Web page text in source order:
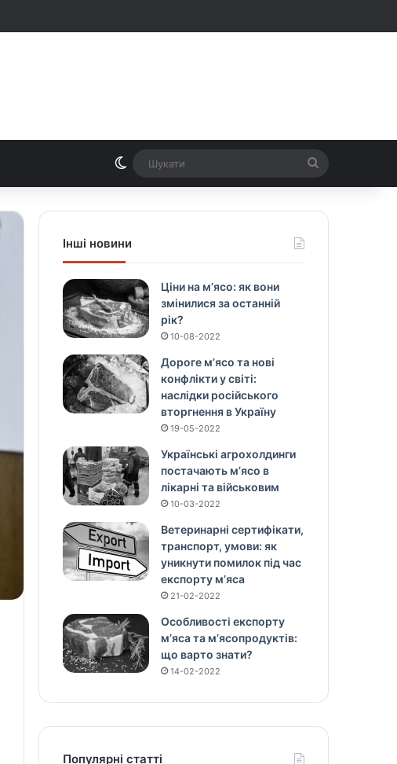
Switch skin
Інші новини
Ціни на м’ясо: як вони
змінилися за останній
рік?
10-08-2022
Дороге м’ясо та нові
конфлікти у світі:
наслідки російського
вторгнення в Україну
19-05-2022
Українські агрохолдинги
постачають м’ясо в
лікарні та військовим
10-03-2022
Ветеринарні сертифікати,
транспорт, умови: як
уникнути помилок під час
експорту м’яса
21-02-2022
Особливості експорту
м’яса та м’ясопродуктів:
що варто знати?
14-02-2022
Популярні статті